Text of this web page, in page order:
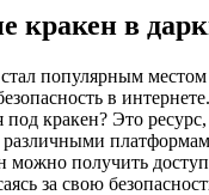
кракен в
популярным
в
под кракен? Это
различными
можно получить
за свою